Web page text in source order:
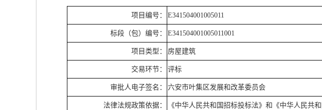
项目编号： E341504001005011
标段（包）编号： E341504001005011001
项目类型： 房屋建筑
交易环节： 评标
审批人电子签名： 六安市叶集区发展和改革委员会
法律法规政策依据： 《中华人民共和国招标投标法》和《中华人民共